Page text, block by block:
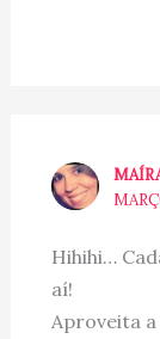
Hihihi…
aí!
Aproveita a